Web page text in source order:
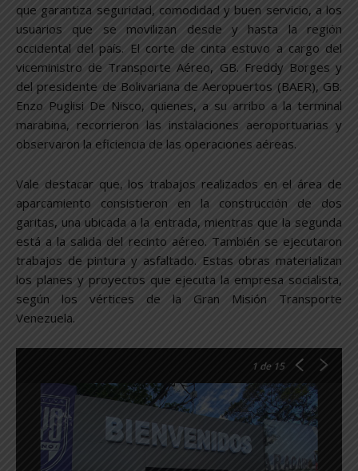
que garantiza seguridad, comodidad y buen servicio, a los
usuarios que se movilizan desde y hasta la región
occidental del país. El corte de cinta estuvo a cargo del
viceministro de Transporte Aéreo, GB. Freddy Borges y
del presidente de Bolivariana de Aeropuertos (BAER), GB.
Enzo Puglisi De Nisco, quienes, a su arribo a la terminal
marabina, recorrieron las instalaciones aeroportuarias y
observaron la eficiencia de las operaciones aéreas.
Vale destacar que, los trabajos realizados en el área de
aparcamiento consistieron en la construcción de dos
garitas, una ubicada a la entrada, mientras que la segunda
está a la salida del recinto aéreo. También se ejecutaron
trabajos de pintura y asfaltado. Estas obras materializan
los planes y proyectos que ejecuta la empresa socialista,
según los vértices de la Gran Misión Transporte
Venezuela.
1 de 15